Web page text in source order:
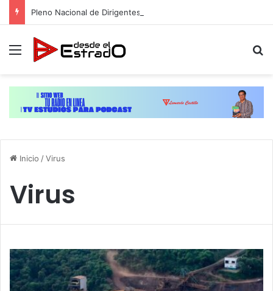
Menú
Inicio /Virus
Virus